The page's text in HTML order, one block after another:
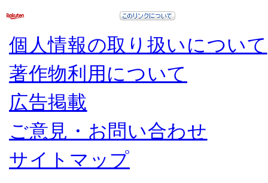
個人情報の取り扱いについて
著作物利用について
広告掲載
ご意見・お問い合わせ
サイトマップ